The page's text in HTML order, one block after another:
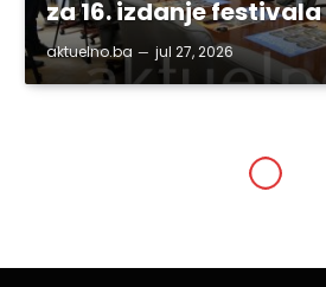
za 16. izdanje festivala
aktuelno.ba jul 27, 2026
Jednoobrazno